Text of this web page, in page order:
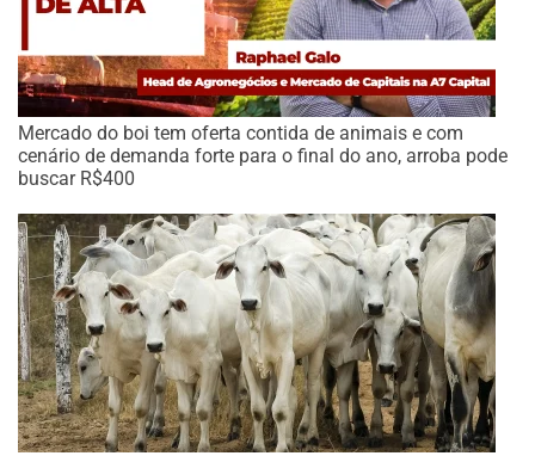
Mercado do boi tem oferta contida de animais e com
cenário de demanda forte para o final do ano, arroba pode
buscar R$400